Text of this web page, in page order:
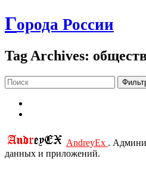
Города России
Tag Archives:
AndreyEx .
данных и приложений.